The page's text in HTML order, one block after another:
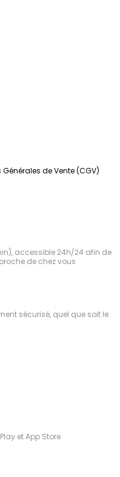
de Vente (CGV)
accessible 24h/24 afin de
de chez vous
sécurisé, quel que soit le
et App Store